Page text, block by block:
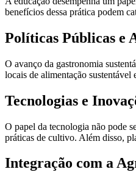
benefícios dessa prática podem
Políticas Públicas e
O avanço da gastronomia
locais de alimentação
Tecnologias e
O papel da tecnologia não pode
práticas de cultivo. Além disso,
Integração com a